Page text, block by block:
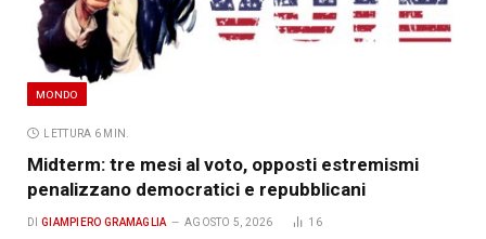
MONDO
LETTURA 6 MIN.
Midterm: tre mesi al voto, opposti estremismi
penalizzano democratici e repubblicani
DI GIAMPIERO GRAMAGLIA AGOSTO 5, 2026 16